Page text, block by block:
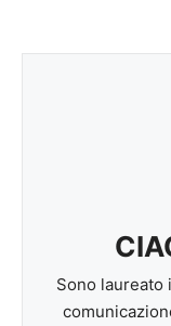
Sono laureato